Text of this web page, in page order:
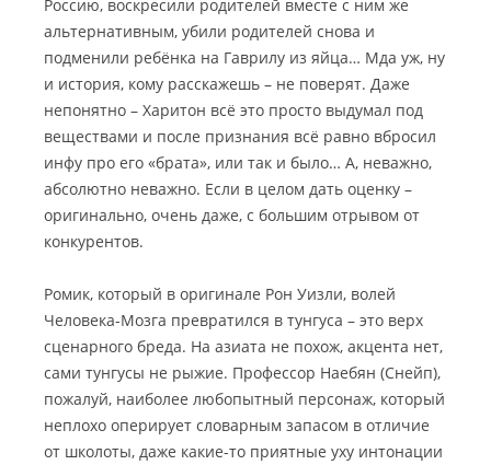
Россию, воскресили родителей вместе с ним же
альтернативным, убили родителей снова и
подменили ребёнка на Гаврилу из яйца… Мда уж, ну
и история, кому расскажешь – не поверят. Даже
непонятно – Харитон всё это просто выдумал под
веществами и после признания всё равно вбросил
инфу про его «брата», или так и было… А, неважно,
абсолютно неважно. Если в целом дать оценку –
оригинально, очень даже, с большим отрывом от
конкурентов.
Ромик, который в оригинале Рон Уизли, волей
Человека-Мозга превратился в тунгуса – это верх
сценарного бреда. На азиата не похож, акцента нет,
сами тунгусы не рыжие. Профессор Наебян (Снейп),
пожалуй, наиболее любопытный персонаж, который
неплохо оперирует словарным запасом в отличие
от школоты, даже какие-то приятные уху интонации